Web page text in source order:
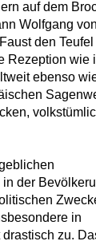
auf dem
Wolfgang
den Teufel
Rezeption wie
ebenso
der
in
zu.